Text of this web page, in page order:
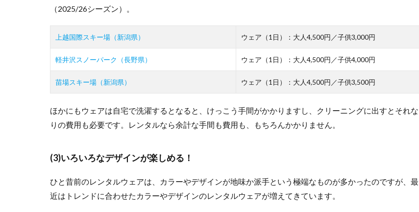
1.2.2
デザイ
ンやカ
1.2.3
保温性
や防水
認
1.2.4
トなど
収納も
ク
1.2.5
（2025/26シーズン）。
上越国際スキー場（新潟県） ウェア（1日）：大人4,500円／子供3,000円
軽井沢スノーパーク（長野県） ウェア（1日）：大人4,500円／子供4,000円
苗場スキー場（新潟県） ウェア（1日）：大人4,500円／子供3,500円
ほかにもウェアは自宅で洗濯するとなると、けっこう手間がかかりますし、クリーニングに出すとそれな
りの費用も必要です。レンタルなら余計な手間も費用も、もちろんかかりません。
(3)いろいろなデザインが楽しめる！
ひと昔前のレンタルウェアは、カラーやデザインが地味か派手という極端なものが多かったのですが、最
近はトレンドに合わせたカラーやデザインのレンタルウェアが増えてきています。